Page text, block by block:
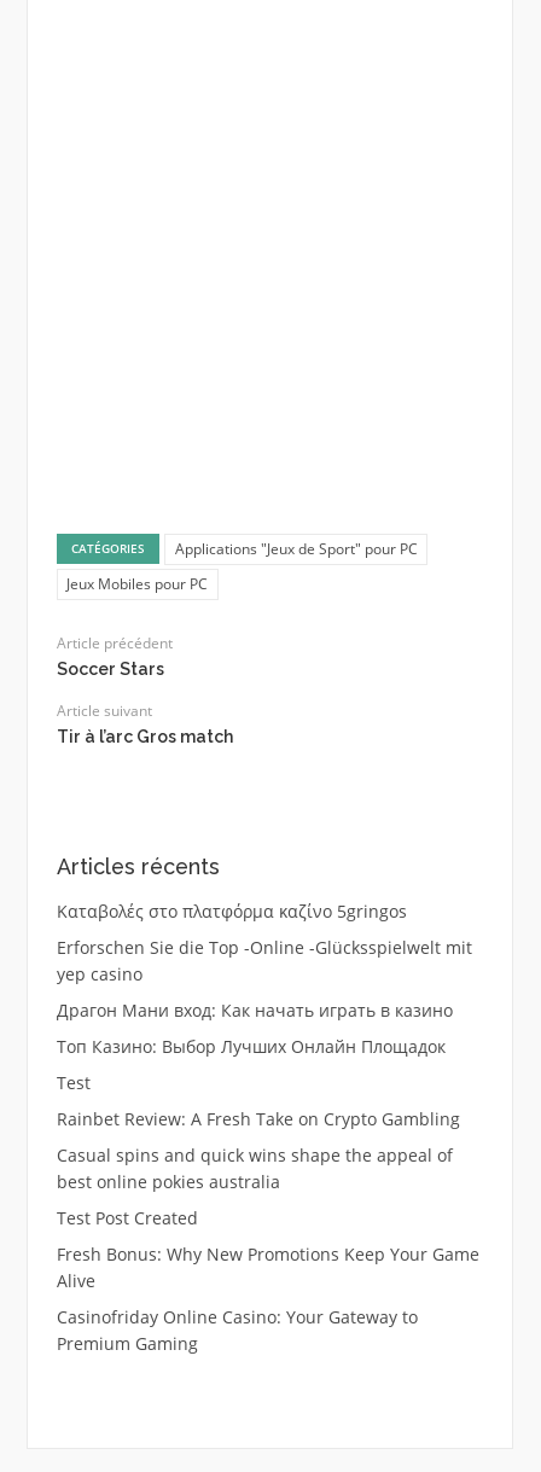
CATÉGORIES
Applications "Jeux de Sport" pour PC
Jeux Mobiles pour PC
Article précédent
Soccer Stars
Article suivant
Tir à l’arc Gros match
Articles récents
Καταβολές στο πλατφόρμα καζίνο 5gringos
Erforschen Sie die Top -Online -Glücksspielwelt mit
yep casino
Драгон Мани вход: Как начать играть в казино
Топ Казино: Выбор Лучших Онлайн Площадок
Test
Rainbet Review: A Fresh Take on Crypto Gambling
Casual spins and quick wins shape the appeal of
best online pokies australia
Test Post Created
Fresh Bonus: Why New Promotions Keep Your Game
Alive
Casinofriday Online Casino: Your Gateway to
Premium Gaming